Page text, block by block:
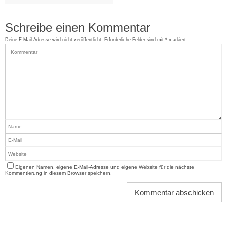
Schreibe einen Kommentar
Deine E-Mail-Adresse wird nicht veröffentlicht. Erforderliche Felder sind mit * markiert
Eigenen Namen, eigene E-Mail-Adresse und eigene Website für die nächste
Kommentierung in diesem Browser speichern.